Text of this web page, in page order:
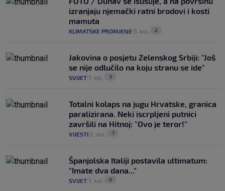
izranjaju njemački ratni brodovi i kosti
mamuta
KLIMATSKE PROMJENE 5. kol. 2
Jakovina o posjetu Zelenskog Srbiji: "Još
se nije odlučilo na koju stranu se ide"
SVIJET 7. kol. 5
Totalni kolaps na jugu Hrvatske, granica
paralizirana. Neki iscrpljeni putnici
završili na Hitnoj: "Ovo je teror!"
VIJESTI 2. kol. 7
Španjolska Italiji postavila ultimatum:
"Imate dva dana..."
SVIJET 7. kol. 0